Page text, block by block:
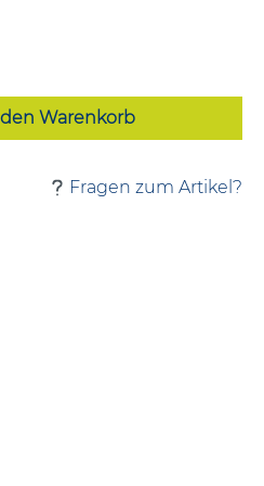
Wert
den Warenkorb
Fragen zum Artikel?